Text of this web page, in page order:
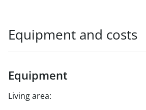
Equipment and costs
Equipment
Living area: